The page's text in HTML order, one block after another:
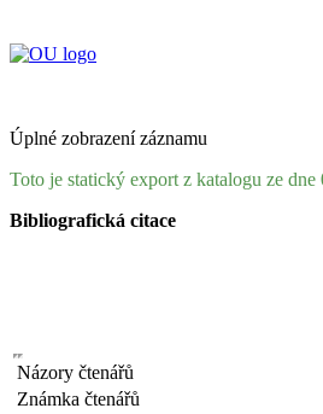
Úplné zobrazení záznamu
Toto je statický export z katalogu ze dne
Bibliografická citace
Názory čtenářů
Známka čtenářů